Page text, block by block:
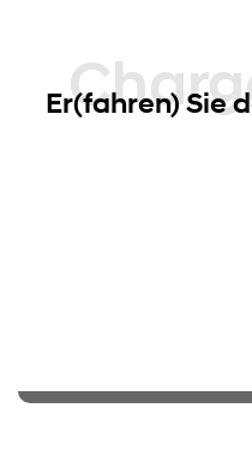
Charge. Drive.
Er(fahren) Sie